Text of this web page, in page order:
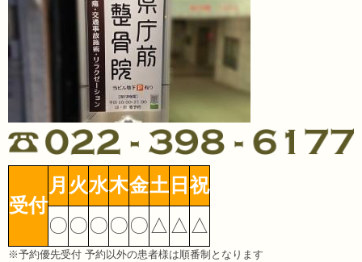
受付
月 火水木金土 日 祝
〇〇〇〇〇△ △ △
※予約優先受付 予約以外の患者様は順番制となります